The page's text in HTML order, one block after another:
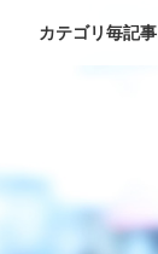
カテゴリ毎記事